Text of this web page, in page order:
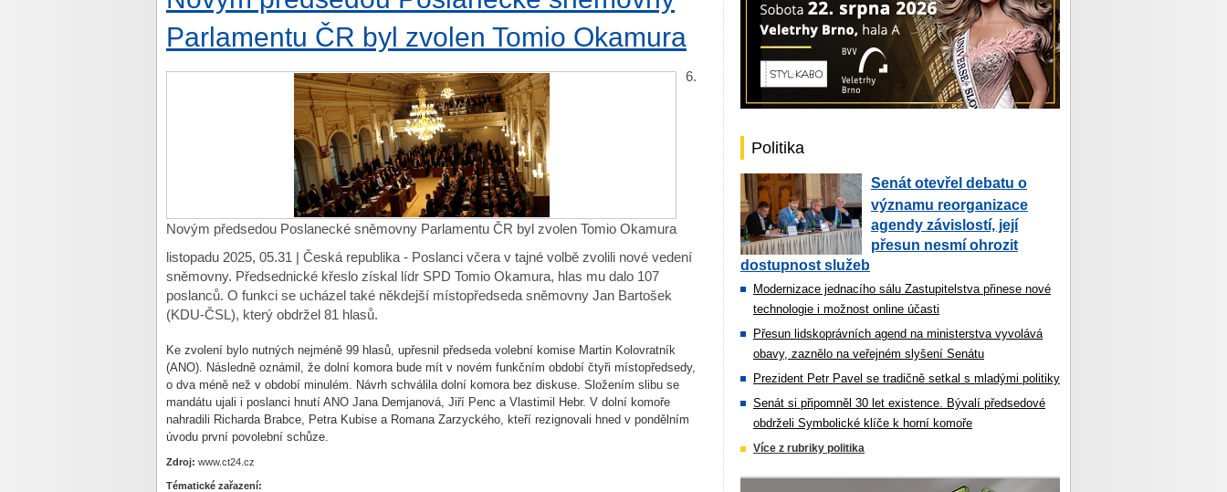
Parlamentu ČR byl zvolen Tomio Okamura
Novým předsedou Poslanecké sněmovny Parlamentu ČR byl zvolen Tomio Okamura
6.
listopadu 2025, 05.31 | Česká republika - Poslanci včera v tajné volbě zvolili nové vedení
sněmovny. Předsednické křeslo získal lídr SPD Tomio Okamura, hlas mu dalo 107
poslanců. O funkci se ucházel také někdejší místopředseda sněmovny Jan Bartošek
(KDU-ČSL), který obdržel 81 hlasů.
Ke zvolení bylo nutných nejméně 99 hlasů, upřesnil předseda volební komise Martin Kolovratník
(ANO). Následně oznámil, že dolní komora bude mít v novém funkčním období čtyři místopředsedy,
o dva méně než v období minulém. Návrh schválila dolní komora bez diskuse. Složením slibu se
mandátu ujali i poslanci hnutí ANO Jana Demjanová, Jiří Penc a Vlastimil Hebr. V dolní komoře
nahradili Richarda Brabce, Petra Kubise a Romana Zarzyckého, kteří rezignovali hned v pondělním
úvodu první povolební schůze.
Zdroj: www.ct24.cz
Tématické zařazení:
Politika
Senát otevřel debatu o
významu reorganizace
agendy závislostí, její
přesun nesmí ohrozit
dostupnost služeb
Modernizace jednacího sálu Zastupitelstva přinese nové
technologie i možnost online účasti
Přesun lidskoprávních agend na ministerstva vyvolává
obavy, zaznělo na veřejném slyšení Senátu
Prezident Petr Pavel se tradičně setkal s mladými politiky
Senát si připomněl 30 let existence. Bývalí předsedové
obdrželi Symbolické klíče k horní komoře
Více z rubriky politika